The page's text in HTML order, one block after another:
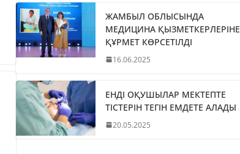
ЖАМБЫЛ ОБЛЫСЫНДА
МЕДИЦИНА ҚЫЗМЕТКЕРЛЕРІНЕ
ҚҰРМЕТ КӨРСЕТІЛДІ
16.06.2025
ЕНДІ ОҚУШЫЛАР МЕКТЕПТЕ
ТІСТЕРІН ТЕГІН ЕМДЕТЕ АЛАДЫ
20.05.2025